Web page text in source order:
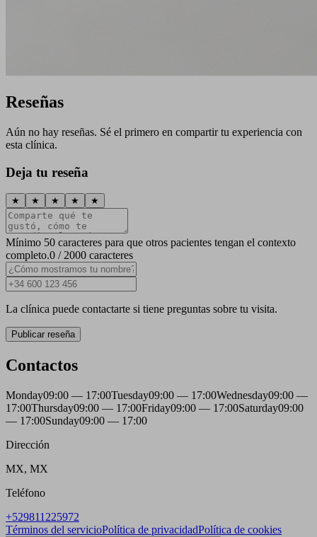
Reseñas
Aún no hay reseñas. Sé el primero en compartir tu experiencia con
esta clínica.
Deja tu reseña
★ ★ ★ ★ ★
Mínimo 50 caracteres para que otros pacientes tengan el contexto
completo.0 / 2000 caracteres
La clínica puede contactarte si tiene preguntas sobre tu visita.
Publicar reseña
Contactos
Monday09:00 — 17:00Tuesday09:00 — 17:00Wednesday09:00 —
17:00Thursday09:00 — 17:00Friday09:00 — 17:00Saturday09:00
— 17:00Sunday09:00 — 17:00
Dirección
MX, MX
Teléfono
+529811225972
Términos del servicioPolítica de privacidadPolítica de cookies